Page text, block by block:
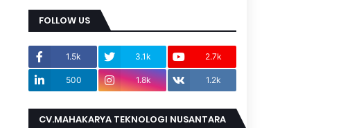
FOLLOW US
1.5k 3.1k 2.7k
500 1.8k 1.2k
CV.MAHAKARYA TEKNOLOGI NUSANTARA